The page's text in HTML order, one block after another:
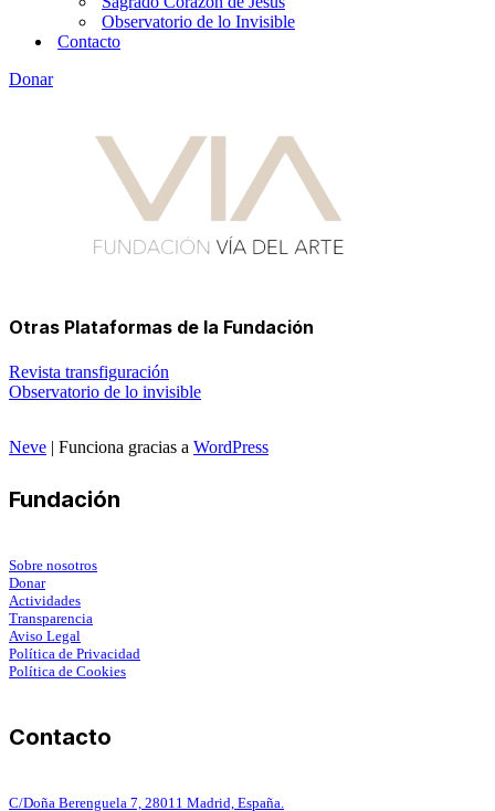
Observatorio de lo Invisible
Contacto
Donar
Otras Plataformas de la Fundación
Revista transfiguración
Observatorio de lo invisible
Neve | Funciona gracias a WordPress
Fundación
Sobre nosotros
Donar
Actividades
Transparencia
Aviso Legal
Política de Privacidad
Política de Cookies
Contacto
C/Doña Berenguela 7, 28011 Madrid, España.